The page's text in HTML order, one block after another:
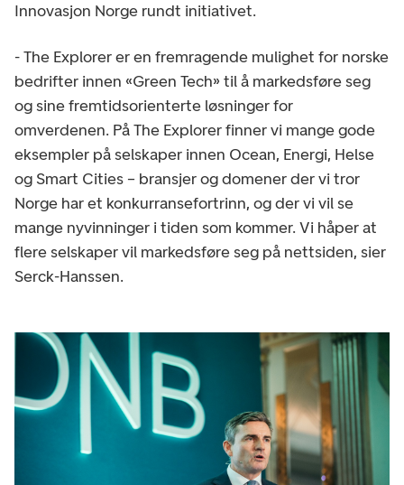
Innovasjon Norge rundt initiativet.
- The Explorer er en fremragende mulighet for norske
bedrifter innen «Green Tech» til å markedsføre seg
og sine fremtidsorienterte løsninger for
omverdenen. På The Explorer finner vi mange gode
eksempler på selskaper innen Ocean, Energi, Helse
og Smart Cities – bransjer og domener der vi tror
Norge har et konkurransefortrinn, og der vi vil se
mange nyvinninger i tiden som kommer. Vi håper at
flere selskaper vil markedsføre seg på nettsiden, sier
Serck-Hanssen.